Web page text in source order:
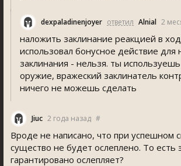
dexpaladinenjoyer ответил Alnial 2
наложить заклинание реакцией в
использовал бонусное действие для
заклинания - нельзя. ты
оружие, вражеский заклинатель
ничего не можешь сделать
Jiuc 2 года назад #
Вроде не написано, что при успешном
существо не будет ослеплено. То есть
гарантировано ослепляет?